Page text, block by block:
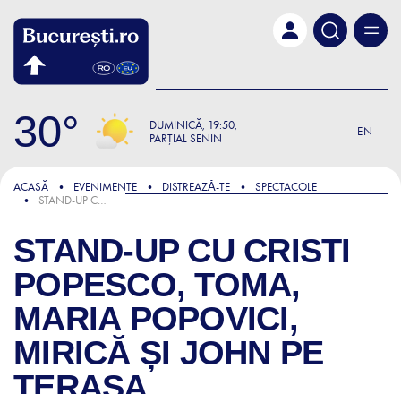
30 DUMINICĂ 19:50
PARȚIAL SENIN
EN
ACASĂ EVENIMENTE DISTREAZǍ-TE
SPECTACOLE
STAND-UP CU CRISTI POPESCO, TOMA, MARIA POPOVICI, MIRICĂ ȘI JOHN PE TERASA COMICSCLUB!
STAND-UP CU CRISTI
POPESCO, TOMA,
MARIA POPOVICI,
MIRICĂ ȘI JOHN PE
TERASA